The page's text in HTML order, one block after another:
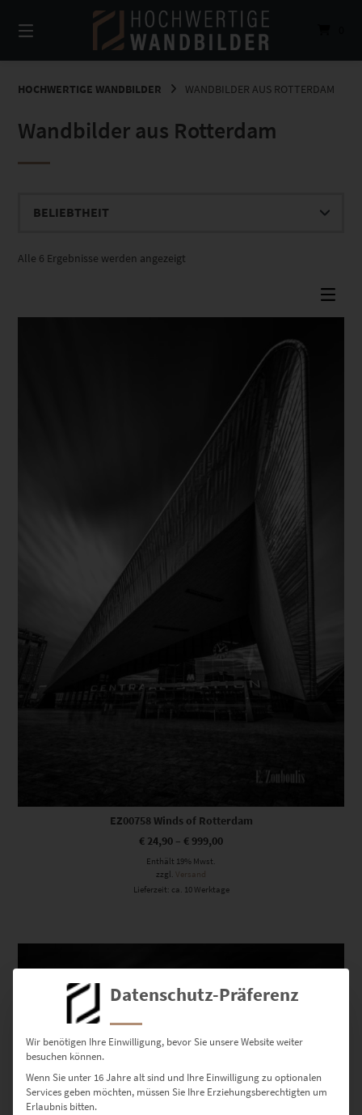
zum
Inhalt
HOCHWERTIGE WANDBILDER WANDBILDER AUS ROTTERDAM
Wandbilder aus Rotterdam
Alle 6 Ergebnisse werden angezeigt
Dieses Produkt weist mehrere Varianten auf. Die Optionen können auf der Produktseite gewählt werden
EZ00758 Winds of Rotterdam
€ 24,90 – € 999,00
Enthält 19% Mwst.
zzgl.
Versand
Lieferzeit: ca. 10 Werktage
Dieses Produkt weist mehrere Varianten auf. Die Optionen können auf der Produktseite gewählt werden
Datenschutz-Präferenz
Wir benötigen Ihre Einwilligung, bevor Sie unsere Website weiter
besuchen können.
Wenn Sie unter 16 Jahre alt sind und Ihre Einwilligung zu optionalen
Services geben möchten, müssen Sie Ihre Erziehungsberechtigten um
Erlaubnis bitten.